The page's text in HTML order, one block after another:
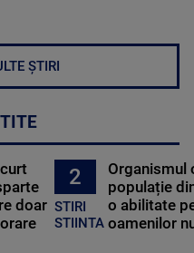
ȘTIRI
doar
2
STIRI
STIINTA
Organismul
populație
o abilitate
oamenilor